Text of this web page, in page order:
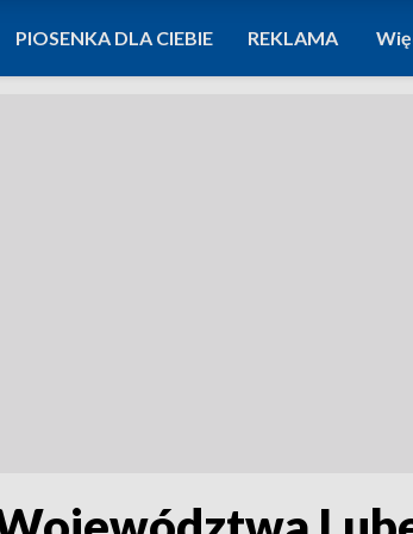
PIOSENKA DLA CIEBIE REKLAMA